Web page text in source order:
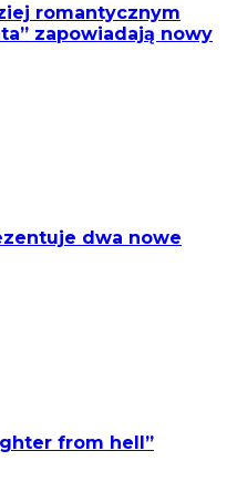
romantycznym
zapowiadają nowy
dwa nowe
from hell”